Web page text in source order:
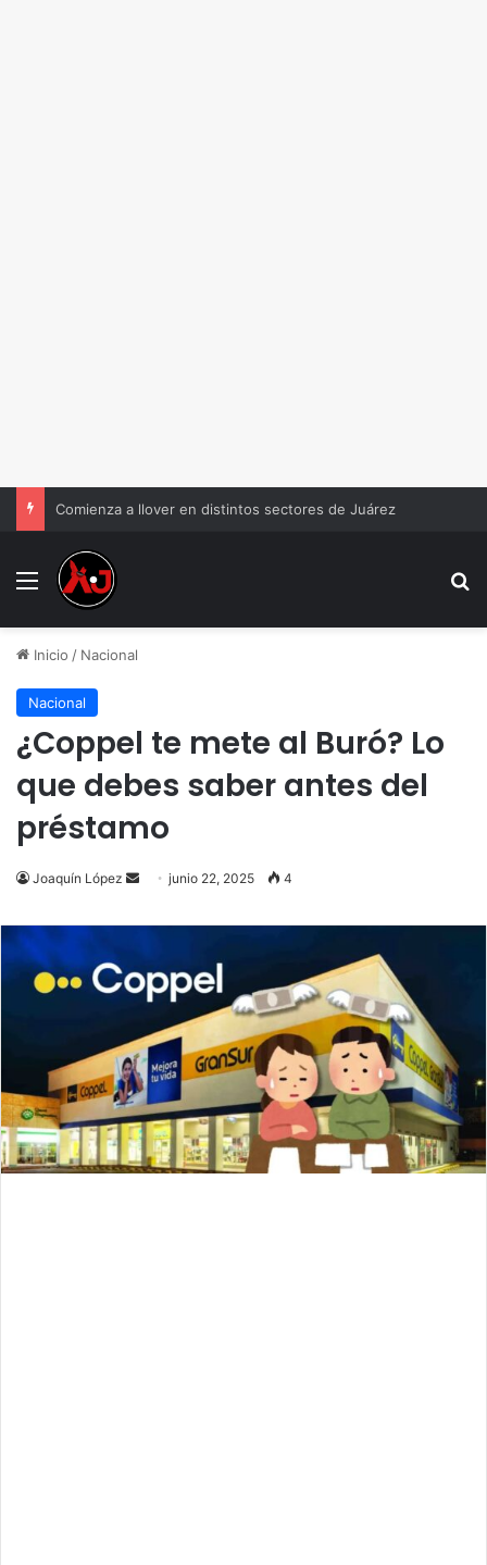
Comienza a llover en distintos sectores de Juárez
Menu
Inicio / Nacional
Nacional
¿Coppel te mete al Buró? Lo
que debes saber antes del
préstamo
Joaquín López
Send
email
junio 22, 2025 4